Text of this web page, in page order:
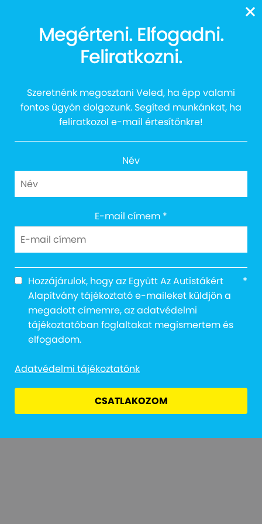
Vidám délután a Fradi
pályán
Cím: 1027 Budapest, Margit körút 12.
Email: info@egyuttazautistakert.hu
Adományvonalunk: 13616
Bankszámlaszám: 10300002-13790364-00034905
Adatvédelmi Tájékoztató Jogi Nyilatkozat
Megérteni. Elfogadni.
Feliratkozni.
Szeretnénk megosztani Veled, ha épp valami
fontos ügyön dolgozunk. Segíted munkánkat, ha
feliratkozol e-mail értesítőnkre!
Név
E-mail címem *
Hozzájárulok, hogy az Együtt Az Autistákért
Alapítvány tájékoztató e-maileket küldjön a
megadott címemre, az adatvédelmi
tájékoztatóban foglaltakat megismertem és
elfogadom.
*
Adatvédelmi tájékoztatónk
CSATLAKOZOM